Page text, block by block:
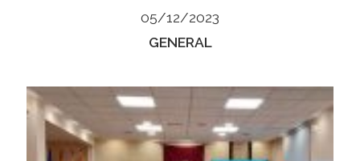
05/12/2023
Categories
GENERAL